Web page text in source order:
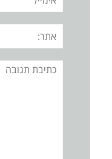
אתר:
תגובה